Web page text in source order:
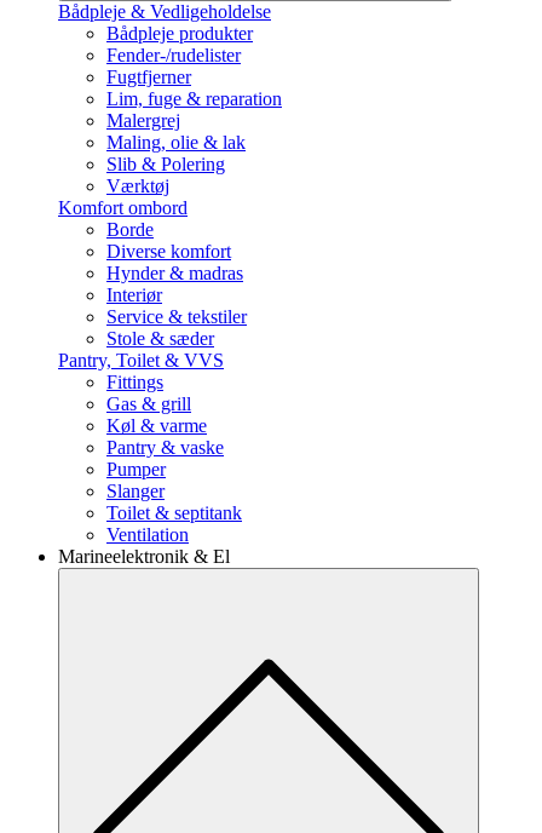
Bådpleje & Vedligeholdelse
Bådpleje produkter
Fender-/rudelister
Fugtfjerner
Lim, fuge & reparation
Malergrej
Maling, olie & lak
Slib & Polering
Værktøj
Komfort ombord
Borde
Diverse komfort
Hynder & madras
Interiør
Service & tekstiler
Stole & sæder
Pantry, Toilet & VVS
Fittings
Gas & grill
Køl & varme
Pantry & vaske
Pumper
Slanger
Toilet & septitank
Ventilation
Marineelektronik & El